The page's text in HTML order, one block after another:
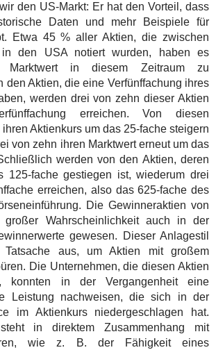
den US-Markt: Er hat den Vorteil, dass
Daten und mehr Beispiele für
Etwa 45 % aller Aktien, die zwischen
den USA notiert wurden, haben es
Marktwert in diesem Zeitraum zu
den Aktien, die eine Verfünffachung ihres
werden drei von zehn dieser Aktien
erreichen. Von diesen
Aktienkurs um das 25-fache steigern
von zehn ihren Marktwert erneut um das
werden von den Aktien, deren
125-fache gestiegen ist, wiederum drei
erreichen, also das 625-fache des
Die Gewinneraktien von
Wahrscheinlichkeit auch in der
gewesen. Dieser Anlagestil
aus, um Aktien mit großem
Die Unternehmen, die diesen Aktien
konnten in der Vergangenheit eine
Leistung nachweisen, die sich in der
im Aktienkurs niedergeschlagen hat.
in direktem Zusammenhang mit
wie z. B. der Fähigkeit eines